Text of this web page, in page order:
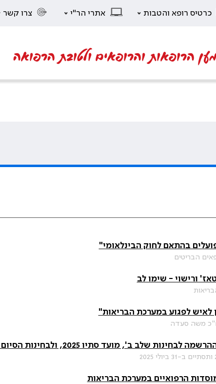
כרטיס רופא והטבות אתרי הר"י צרו קשר
הרופאות והרופאים ולטובת הרפואה
בהתאם לחוק הבינלאומי"
הבריטים
ורישוי - שימו לב
לאיש לפגוע במערכת הבריאות"
משה סעדה
לבחינות שלב ב', מועד סתיו 2025, ולבחינות הסיום העל 2025
הרפואיים במערכת הבריאות